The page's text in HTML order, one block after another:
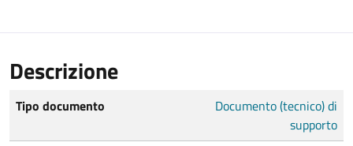
Descrizione
Tipo documento
Documento (tecnico) di
supporto